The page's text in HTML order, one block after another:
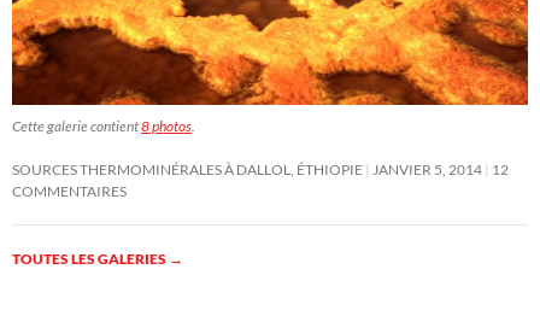
Cette galerie contient8 photos.
SOURCES THERMOMINÉRALES À DALLOL, ÉTHIOPIE JANVIER 5, 2014 12
COMMENTAIRES
TOUTES LES GALERIES →